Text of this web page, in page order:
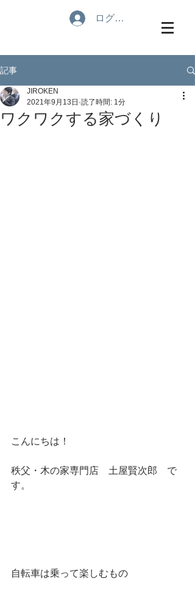
ログイン
記事
ワクワクする家づくり
JIROKEN
2021年9月13日 読了時間: 1分
こんにちは！
秩父・木の家専門店　土屋賢次郎　で
す。
自転車は乗って楽しむもの